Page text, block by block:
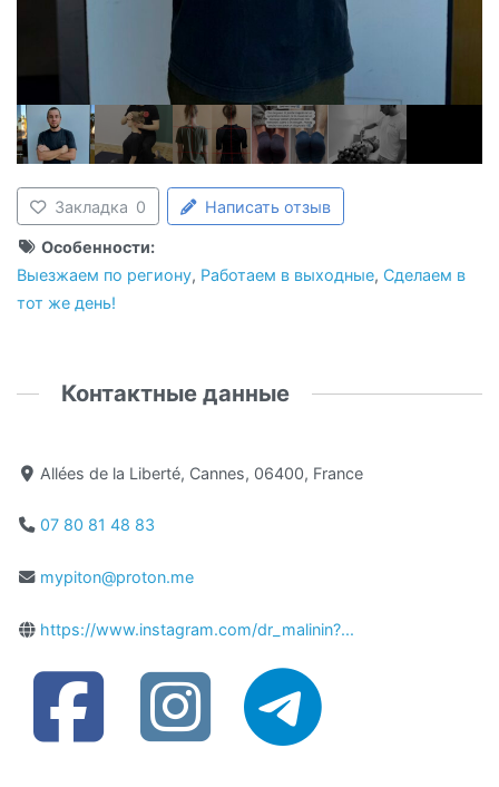
Закладка 0 Написать отзыв
Особенности:
Выезжаем по региону, Работаем в выходные, Сделаем в
тот же день!
Контактные данные
Allées de la Liberté, Cannes, 06400, France
07 80 81 48 83
mypiton@proton.me
https://www.instagram.com/dr_malinin?...